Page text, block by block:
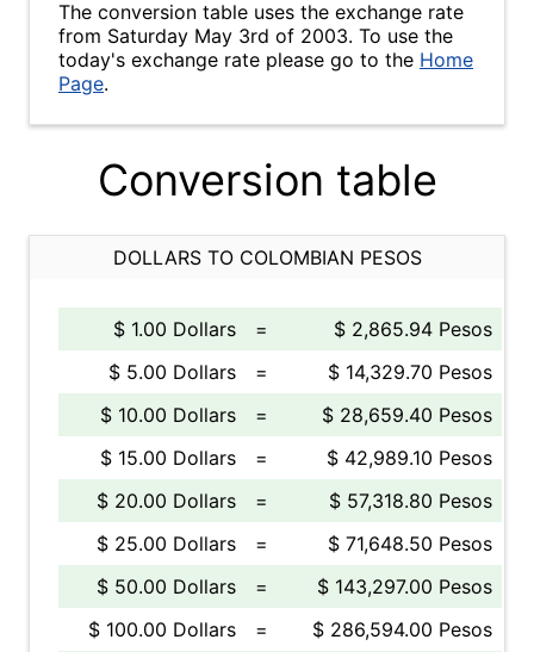
The conversion table uses the exchange rate
from Saturday May 3rd of 2003. To use the
today's exchange rate please go to the Home
Page.
Conversion table
DOLLARS TO COLOMBIAN PESOS
$ 1.00 Dollars =
$ 2,865.94 Pesos
$ 5.00 Dollars
=
$ 14,329.70 Pesos
$ 10.00 Dollars
=
$ 28,659.40 Pesos
$ 15.00 Dollars
=
$ 42,989.10 Pesos
$ 20.00 Dollars
=
$ 57,318.80 Pesos
$ 25.00 Dollars
=
$ 71,648.50 Pesos
$ 50.00 Dollars
=
$ 143,297.00 Pesos
$ 100.00 Dollars
=
$ 286,594.00 Pesos